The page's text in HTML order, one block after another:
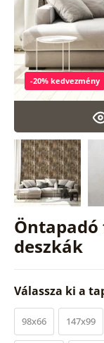
deszkák
-20% kedvezmény
Válassza ki a
98x66 147x99